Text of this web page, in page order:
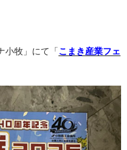
小牧」にて「こまき産業フェ